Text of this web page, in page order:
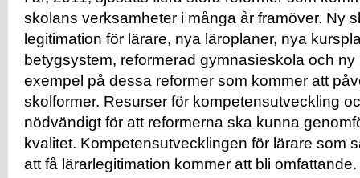
skolans verksamheter i många år framöver. Ny
legitimation för lärare, nya läroplaner, nya
betygsystem, reformerad gymnasieskola och ny
exempel på dessa reformer som kommer att
skolformer. Resurser för kompetensutveckling
nödvändigt för att reformerna ska kunna
kvalitet. Kompetensutvecklingen för lärare som
att få lärarlegitimation kommer att bli omfattande.